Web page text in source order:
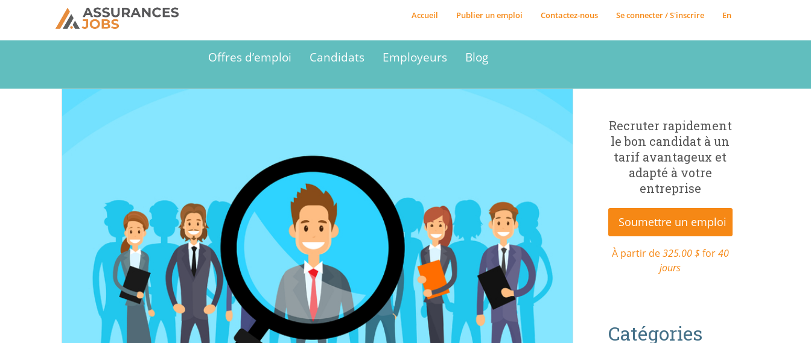
Accueil Publier un emploi Contactez-nous Se connecter / S'inscrire En
Offres d’emploi Candidats Employeurs Blog
Recruter rapidement
le bon candidat à un
tarif avantageux et
adapté à votre
entreprise
Soumettre un emploi
À partir de325.00 $for40
jours
Catégories